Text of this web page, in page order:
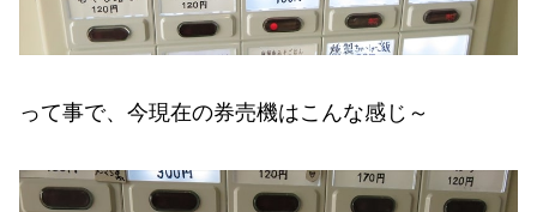
って事で、今現在の券売機はこんな感じ～